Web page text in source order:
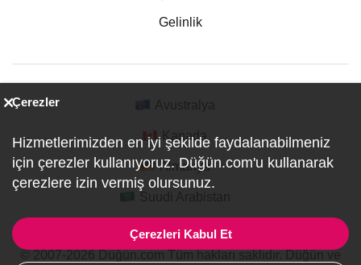
Gelinlik
Kanada
Almanya
Çerezler
Hizmetlerimizden en iyi şekilde faydalanabilmeniz
için çerezler kullanıyoruz. Düğün.com'u kullanarak
çerezlere izin vermiş olursunuz.
Çerezleri Kabul Et